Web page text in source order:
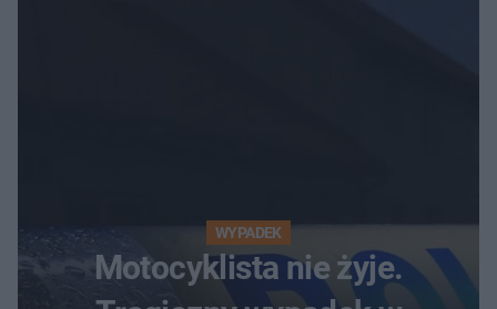
WYPADEK
Motocyklista nie żyje.